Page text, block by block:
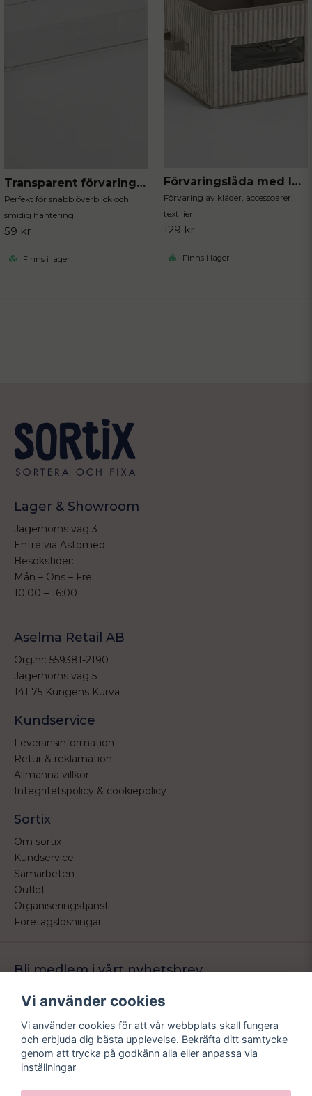
Transparent förvaringslåda liten
Perfekt för snabb överblick och
smidig hantering
59 kr
Finns i lager
Förvaringslåda med lock stripe
Förvaring av kläder, accessoarer,
textilier
129 kr
Finns i lager
Lager & Showroom
Jägerhorns väg 3
Entré via Astomed
Besökstider:
Mån – Ons – Fre
10:00 – 16:00
Aselma Retail AB
Org.nr: 559381-2190
Jägerhorns väg 5
141 75 Kungens Kurva
Kundservice
Leveransinformation
Retur & reklamation
Allmänna villkor
Integritetspolicy & cookiepolicy
Sortix
Om sortix
Kundservice
Samarbeten
Outlet
Organiseringstjänst
Företagslösningar
Bli medlem i vårt nyhetsbrev
email
Mejladress Skicka
erbjudande.
Vi använder cookies
Vi använder cookies för att vår webbplats skall fungera
och erbjuda dig bästa upplevelse. Bekräfta ditt samtycke
genom att trycka på godkänn alla eller anpassa via
inställningar